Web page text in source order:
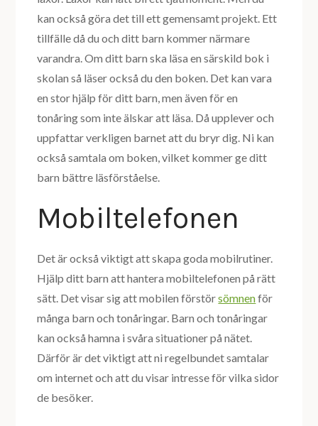
kan också göra det till ett gemensamt projekt. Ett
tillfälle då du och ditt barn kommer närmare
varandra. Om ditt barn ska läsa en särskild bok i
skolan så läser också du den boken. Det kan vara
en stor hjälp för ditt barn, men även för en
tonåring som inte älskar att läsa. Då upplever och
uppfattar verkligen barnet att du bryr dig. Ni kan
också samtala om boken, vilket kommer ge ditt
barn bättre läsförståelse.
Mobiltelefonen
Det är också viktigt att skapa goda mobilrutiner.
Hjälp ditt barn att hantera mobiltelefonen på rätt
sätt. Det visar sig att mobilen förstörsömnenför
många barn och tonåringar. Barn och tonåringar
kan också hamna i svåra situationer på nätet.
Därför är det viktigt att ni regelbundet samtalar
om internet och att du visar intresse för vilka sidor
de besöker.